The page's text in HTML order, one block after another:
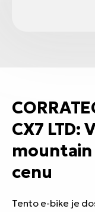
CX7 LTD:
mountain
cenu
Tento e-bike je